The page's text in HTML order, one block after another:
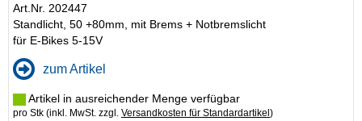
Art.Nr. 202447
Standlicht, 50 +80mm, mit Brems + Notbremslicht
für E-Bikes 5-15V
zum Artikel
Artikel in ausreichender Menge verfügbar
pro Stk (inkl. MwSt. zzgl. Versandkosten für Standardartikel )